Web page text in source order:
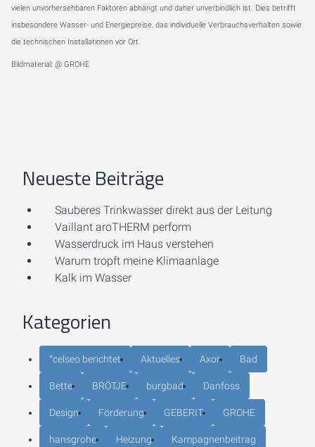
vielen unvorhersehbaren Faktoren abhängt und daher unverbindlich ist. Dies betrifft
insbesondere Wasser- und Energiepreise, das individuelle Verbrauchsverhalten sowie
die technischen Installationen vor Ort.
Bildmaterial: @ GROHE
Neueste Beiträge
Sauberes Trinkwasser direkt aus der Leitung
Vaillant aroTHERM perform
Wasserdruck im Haus verstehen
Warum tropft meine Klimaanlage
Kalk im Wasser
Kategorien
°celseo berichtet Aktuelles Axor Bad
Bette BRÖTJE burgbad Danfoss
Design Förderung GEBERIT GROHE
hansgrohe Heizung Kampagnenbeitrag